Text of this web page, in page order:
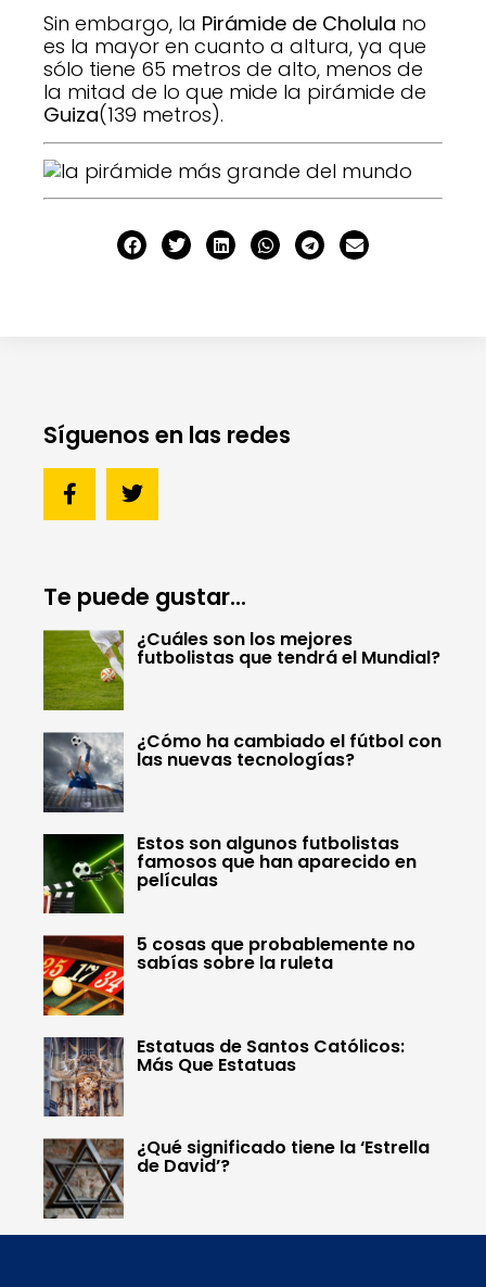
Sin embargo, la Pirámide de Cholula no
es la mayor en cuanto a altura, ya que
sólo tiene 65 metros de alto, menos de
la mitad de lo que mide la pirámide de
Guiza(139 metros).
Síguenos en las redes
Te puede gustar...
¿Cuáles son los mejores
futbolistas que tendrá el Mundial?
¿Cómo ha cambiado el fútbol con
las nuevas tecnologías?
Estos son algunos futbolistas
famosos que han aparecido en
películas
5 cosas que probablemente no
sabías sobre la ruleta
Estatuas de Santos Católicos:
Más Que Estatuas
¿Qué significado tiene la ‘Estrella
de David’?